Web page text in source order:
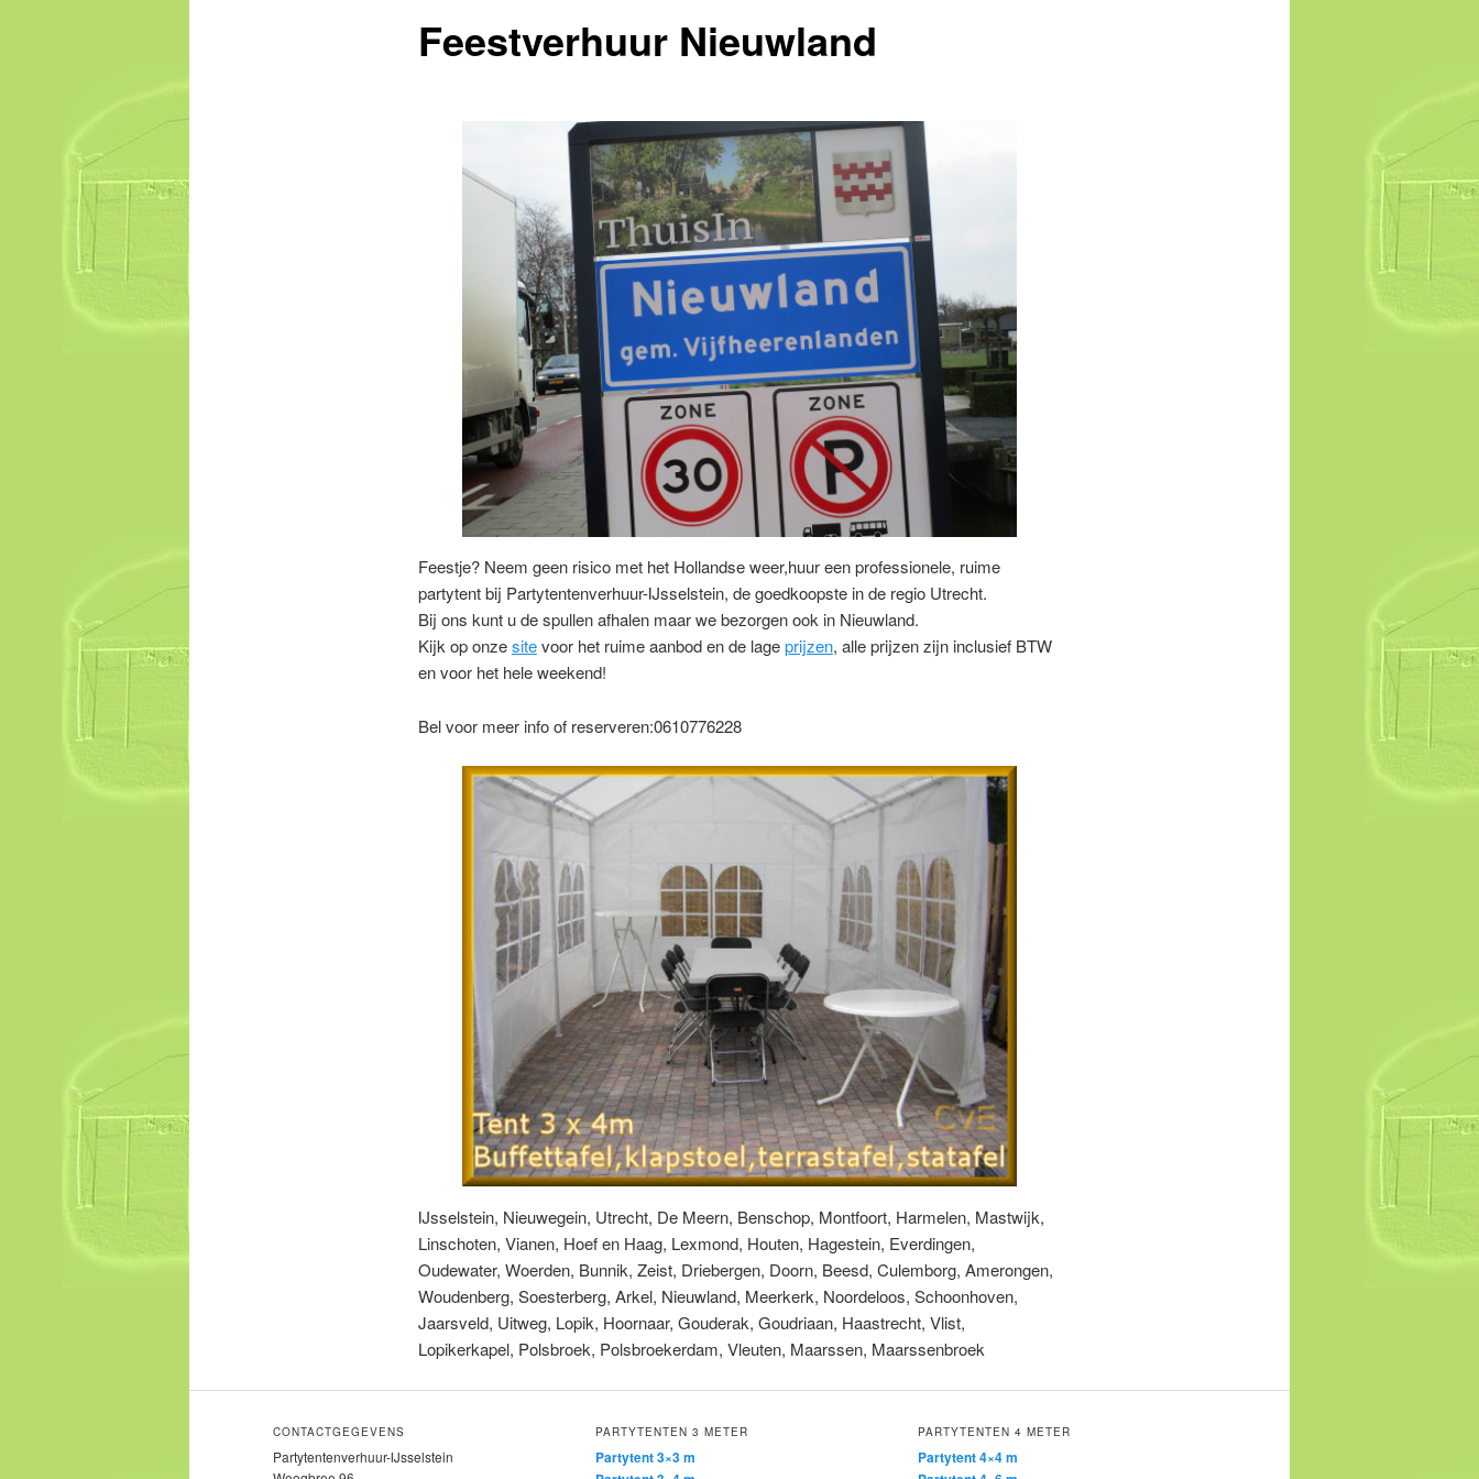
Feestverhuur Nieuwland
Feestje? Neem geen risico met het Hollandse weer,huur een professionele, ruime
partytent bij Partytentenverhuur-IJsselstein, de goedkoopste in de regio Utrecht.
Bij ons kunt u de spullen afhalen maar we bezorgen ook in Nieuwland.
Kijk op onzesitevoor het ruime aanbod en de lageprijzen, alle prijzen zijn inclusief BTW
en voor het hele weekend!
Bel voor meer info of reserveren:0610776228
IJsselstein, Nieuwegein, Utrecht, De Meern, Benschop, Montfoort, Harmelen, Mastwijk,
Linschoten, Vianen, Hoef en Haag, Lexmond, Houten, Hagestein, Everdingen,
Oudewater, Woerden, Bunnik, Zeist, Driebergen, Doorn, Beesd, Culemborg, Amerongen,
Woudenberg, Soesterberg, Arkel, Nieuwland, Meerkerk, Noordeloos, Schoonhoven,
Jaarsveld, Uitweg, Lopik, Hoornaar, Gouderak, Goudriaan, Haastrecht, Vlist,
Lopikerkapel, Polsbroek, Polsbroekerdam, Vleuten, Maarssen, Maarssenbroek
CONTACTGEGEVENS
Partytentenverhuur-IJsselstein
PARTYTENTEN 3 METER
Partytent 3×3 m
PARTYTENTEN 4 METER
Partytent 4×4 m